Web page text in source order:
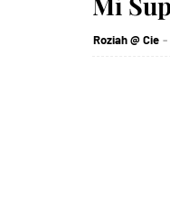
Roziah @ Cie